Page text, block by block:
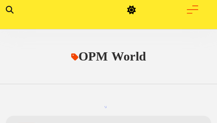
OPM World